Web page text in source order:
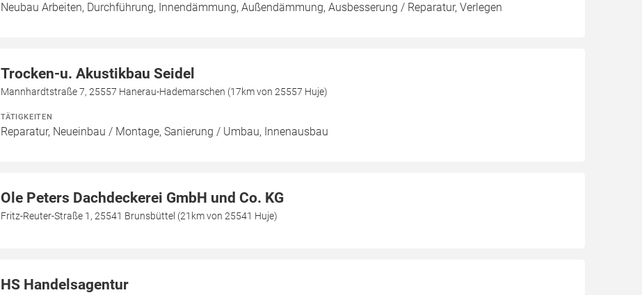
Neubau Arbeiten, Durchführung, Innendämmung, Außendämmung, Ausbesserung / Reparatur, Verlegen
Trocken-u. Akustikbau Seidel
Mannhardtstraße 7, 25557 Hanerau-Hademarschen (17km von 25557 Huje)
TÄTIGKEITEN
Reparatur, Neueinbau / Montage, Sanierung / Umbau, Innenausbau
Ole Peters Dachdeckerei GmbH und Co. KG
Fritz-Reuter-Straße 1, 25541 Brunsbüttel (21km von 25541 Huje)
HS Handelsagentur